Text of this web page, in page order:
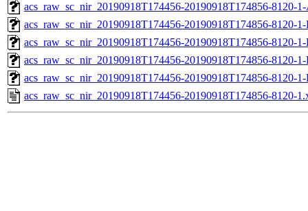
acs_raw_sc_nir_20190918T174456-20190918T174856-8120-
acs_raw_sc_nir_20190918T174456-20190918T174856-8120-
acs_raw_sc_nir_20190918T174456-20190918T174856-8120-
acs_raw_sc_nir_20190918T174456-20190918T174856-8120-
acs_raw_sc_nir_20190918T174456-20190918T174856-8120-
acs_raw_sc_nir_20190918T174456-20190918T174856-8120-